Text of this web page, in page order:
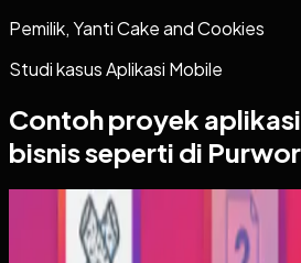
Pemilik, Yanti Cake and Cookies
Studi kasusAplikasi Mobile
Contoh proyek
bisnis seperti di
Aplikasi Mobile
Trajectfika